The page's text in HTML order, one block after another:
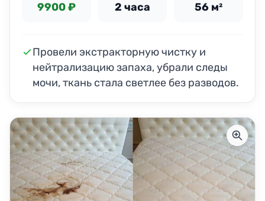
9900 ₽ 2 часа 56 м²
Провели экстракторную чистку и
нейтрализацию запаха, убрали следы
мочи, ткань стала светлее без разводов.